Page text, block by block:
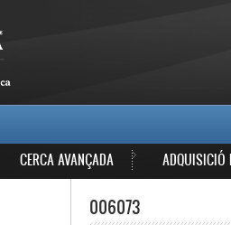
CERCA AVANÇADA ADQUISICIÓ
006073